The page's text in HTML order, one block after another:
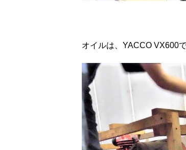
オイルは、YACCO VX600で